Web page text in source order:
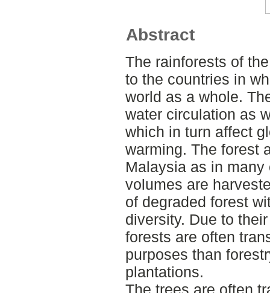
Abstract
The rainforests of
to the countries in
world as a whole.
water circulation as
which in turn affect
warming. The forest
Malaysia as in
volumes are
of degraded forest
diversity. Due to
forests are often
purposes than
plantations.
The trees are often